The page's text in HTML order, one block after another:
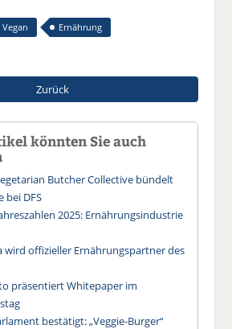
Vegan Ernährung
Zurück
könnten Sie auch
Butcher Collective bündelt
bei DFS
2025: Ernährungsindustrie
wird offizieller Ernährungspartner des
präsentiert Whitepaper im
bestätigt: „Veggie-Burger“